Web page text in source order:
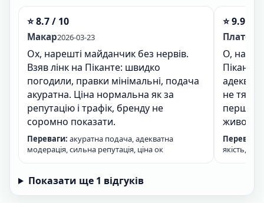
⭐ 8.7 / 10
Макар2026-03-23
Ох, нарешті майданчик без нервів.
Взяв лінк на Піканте: швидко
погодили, правки мінімальні, подача
акуратна. Ціна нормальна як за
репутацію і трафік, бренду не
соромно показати.
Переваги: акуратна подача, адекватна
модерація, сильна репутація, ціна ок
⭐ 9.9 / 10
Платон
О,
Піканте
не
першого
живо,
Переваги:
якість,
Показати ще 1 відгуків